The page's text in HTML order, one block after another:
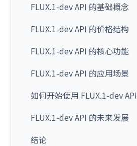
FLUX.1-dev API 的基础概念
FLUX.1-dev API 的价格结构
FLUX.1-dev API 的核心功能
FLUX.1-dev API 的应用场景
如何开始使用 FLUX.1-dev API
FLUX.1-dev API 的未来发展
结论